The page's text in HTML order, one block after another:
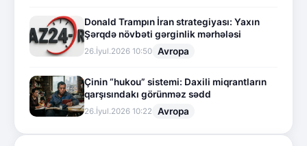
Donald Trampın İran strategiyası: Yaxın
Şərqdə növbəti gərginlik mərhələsi
26.İyul.2026 10:50 Avropa
Çinin “hukou” sistemi: Daxili miqrantların
qarşısındakı görünməz sədd
26.İyul.2026 10:22 Avropa